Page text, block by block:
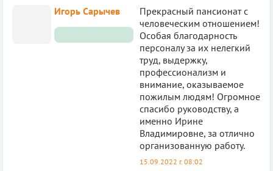
Игорь Сарычев
Прекрасный пансионат с
человеческим отношением!
Особая благодарность
персоналу за их нелегкий
труд, выдержку,
профессионализм и
внимание, оказываемое
пожилым людям! Огромное
спасибо руководству, а
именно Ирине
Владимировне, за отлично
организованную работу.
15.09.2022 г. 08:02